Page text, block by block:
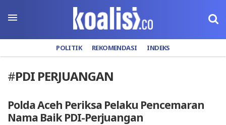
POLITIK REKOMENDASI INDEKS
#PDI PERJUANGAN
Polda Aceh Periksa Pelaku Pencemaran
Nama Baik PDI-Perjuangan